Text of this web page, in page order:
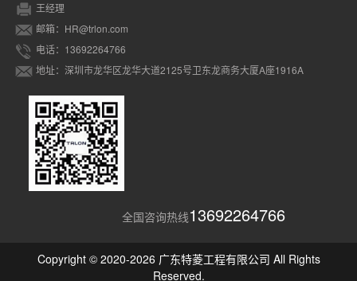
王经理
邮箱：HR@trlon.com
电话：13692264766
地址：深圳市龙华区龙华大道2125号卫东龙商务大厦A座1916A
全国咨询热线13692264766
Copyright © 2020-2026 广东特菱工程有限公司 All Rights
Reserved.